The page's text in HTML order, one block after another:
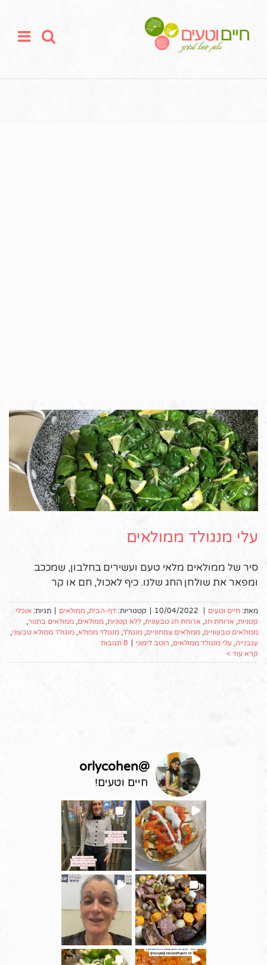
עלי מנגולד ממולאים
סיר של ממולאים מלאי טעם ועשירים בחלבון, שמככב
ומפאר את שולחן החג שלנו. כיף לאכול, חם או קר
מאת: חיים וטעים |
10/04/2022
| קטגוריות: דף-הבית ממולאים | תגיות: אוכלי
קטניות ארוחת חג ארוחת חג טבעונית ללא קטניות ממולאים ממולאים בתנור
ממולאים טבעוניים ממולאים צמחוניים מנגולד מנגולד ממולא מנגולד ממולא טבעוני
עגבנייה עלי מנגולד ממולאים רוטב לימוני | 8 תגובות
קרא עוד >
@
orlycohen
חיים וטעים!